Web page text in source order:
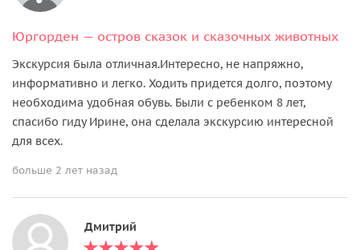
Юргорден — остров сказок и сказочных животных
Экскурсия была отличная.Интересно, не напряжно,
информативно и легко. Ходить придется долго, поэтому
необходима удобная обувь. Были с ребенком 8 лет,
спасибо гиду Ирине, она сделала экскурсию интересной
для всех.
больше 2 лет назад
Дмитрий